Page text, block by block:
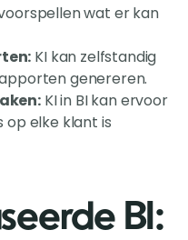
wat er kan
KI kan zelfstandig
genereren.
KI in BI kan ervoor
op elke klant is
BI: